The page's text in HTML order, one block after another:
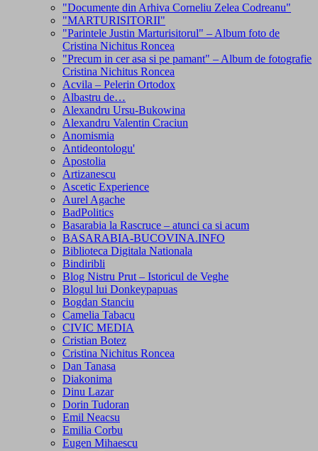
"Documente din Arhiva Corneliu Zelea Codreanu"
"MARTURISITORII"
"Parintele Justin Marturisitorul" – Album foto de
Cristina Nichitus Roncea
"Precum in cer asa si pe pamant" – Album de fotografie
Cristina Nichitus Roncea
Acvila – Pelerin Ortodox
Albastru de…
Alexandru Ursu-Bukowina
Alexandru Valentin Craciun
Anomismia
Antideontologu'
Apostolia
Artizanescu
Ascetic Experience
Aurel Agache
BadPolitics
Basarabia la Rascruce – atunci ca si acum
BASARABIA-BUCOVINA.INFO
Biblioteca Digitala Nationala
Bindiribli
Blog Nistru Prut – Istoricul de Veghe
Blogul lui Donkeypapuas
Bogdan Stanciu
Camelia Tabacu
CIVIC MEDIA
Cristian Botez
Cristina Nichitus Roncea
Dan Tanasa
Diakonima
Dinu Lazar
Dorin Tudoran
Emil Neacsu
Emilia Corbu
Eugen Mihaescu